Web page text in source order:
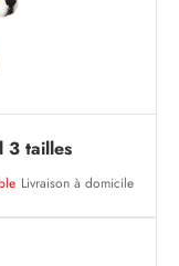
3 tailles
Livraison à domicile